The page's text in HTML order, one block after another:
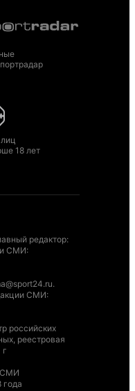
18 лет
редактор:
СМИ:
.
СМИ:
российских
реестровая
СМИ
года